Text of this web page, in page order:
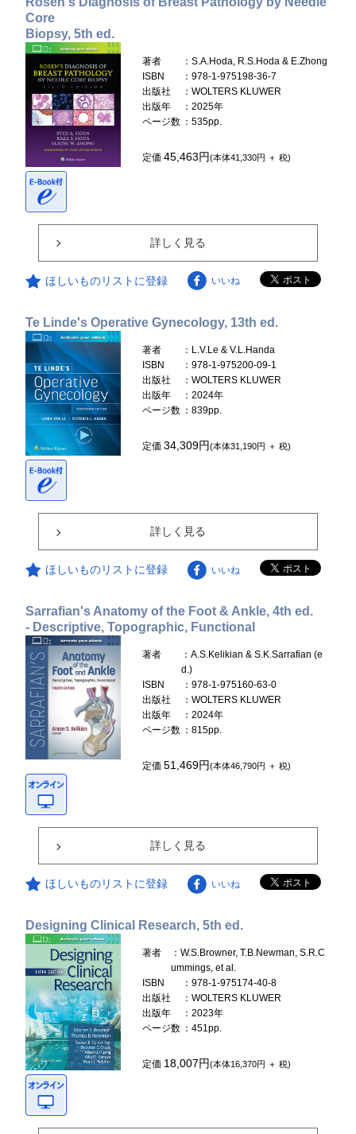
Core
Biopsy, 5th ed.
著者
：S.A.Hoda, R.S.Hoda & E.Zhong
ISBN
：978-1-975198-36-7
出版社
：WOLTERS KLUWER
出版年
：2025年
ページ数 ：535pp.
定価45,463円(本体41,330円 ＋ 税)
詳しく見る
ほしいものリストに登録 いいね
Te Linde's Operative Gynecology, 13th ed.
著者
：L.V.Le & V.L.Handa
ISBN
：978-1-975200-09-1
出版社
：WOLTERS KLUWER
出版年
：2024年
ページ数 ：839pp.
定価34,309円(本体31,190円 ＋ 税)
詳しく見る
ほしいものリストに登録 いいね
Sarrafian's Anatomy of the Foot & Ankle, 4th ed.
- Descriptive, Topographic, Functional
著者
：A.S.Kelikian & S.K.Sarrafian (e
d.)
ISBN
：978-1-975160-63-0
出版社
：WOLTERS KLUWER
出版年
：2024年
ページ数 ：815pp.
定価51,469円(本体46,790円 ＋ 税)
詳しく見る
ほしいものリストに登録 いいね
Designing Clinical Research, 5th ed.
著者
：W.S.Browner, T.B.Newman, S.R.C
ummings, et al.
ISBN
：978-1-975174-40-8
出版社
：WOLTERS KLUWER
出版年
：2023年
ページ数 ：451pp.
定価 18,007円(本体16,370円 ＋ 税)